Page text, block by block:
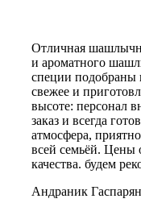
Отличная
и ароматного
специи подобраны
свежее и
высоте: персонал
заказ и всегда
атмосфера,
всей семьёй. Цены
качества. будем
Андраник Гаспарян